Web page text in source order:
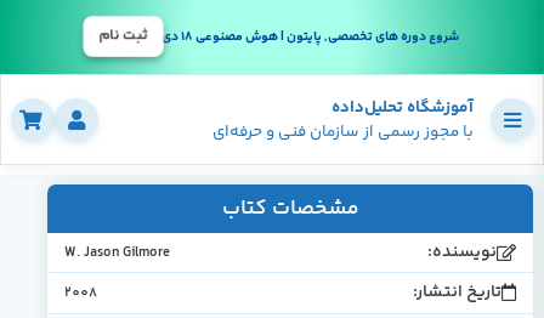
شروع دوره های تخصصی, پایتون | هوش مصنوعی 18 دی ثبت نام
آموزشگاه تحلیل‌داده
با مجوز رسمی از سازمان فنی و حرفه‌ای
مشخصات کتاب
نویسنده: W. Jason Gilmore
تاریخ انتشار: 2008